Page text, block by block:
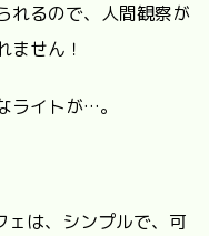
れるので、人間観察が
ません！
ライトが…。
ェは、シンプルで、可